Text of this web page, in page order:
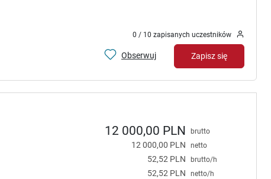
0 / 10 zapisanych uczestników
Obserwuj Zapisz się
12 000,00 PLN brutto
12 000,00 PLN netto
52,52 PLN brutto/h
52,52 PLN netto/h